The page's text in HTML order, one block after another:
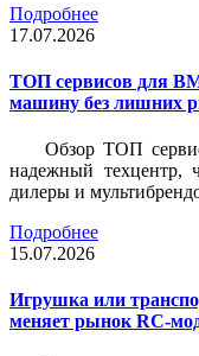
Подробнее
17.07.2026
ТОП сервисов для
машину без лишних
Обзор ТОП
надежный техцентр,
дилеры и
Подробнее
15.07.2026
Игрушка или
меняет рынок RC-